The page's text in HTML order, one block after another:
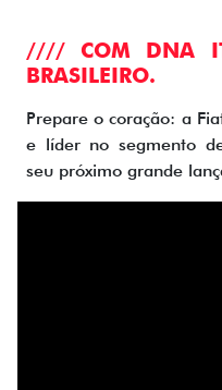
//// COM DNA
BRASILEIRO.
Prepare o coração: a
e líder no segmento
seu próximo grande